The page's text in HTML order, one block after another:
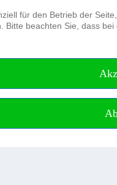
Der Verein
für den Betrieb der
beachten Sie, dass